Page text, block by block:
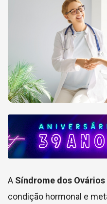
A Síndrome dos
condição hormonal e